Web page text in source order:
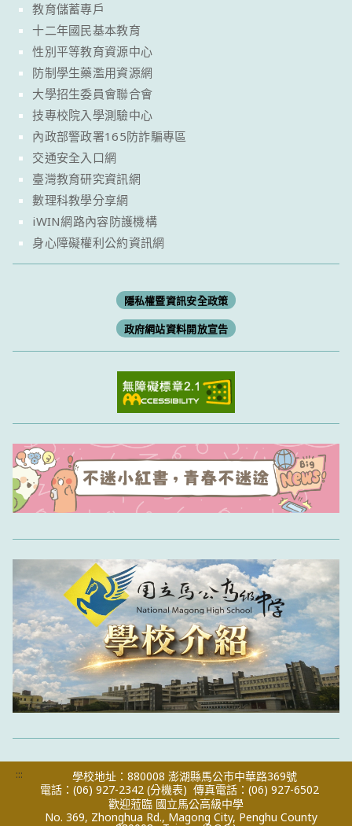
教育儲蓄專戶
十二年國民基本教育
性別平等教育資源中心
防制學生藥濫用資源網
大學招生委員會聯合會
技專校院入學測驗中心
內政部警政署165防詐騙專區
交通安全入口網
臺灣教育研究資訊網
數理科教學分享網
iWIN網路內容防護機構
身心障礙權利公約資訊網
隱私權暨資訊安全政策
政府網站資料開放宣告
:::
學校地址：880008 澎湖縣馬公市中華路369號
電話：(06) 927-2342 (分機表) 傳真電話：(06) 927-6502
歡迎蒞臨 國立馬公高級中學
No. 369, Zhonghua Rd., Magong City, Penghu County